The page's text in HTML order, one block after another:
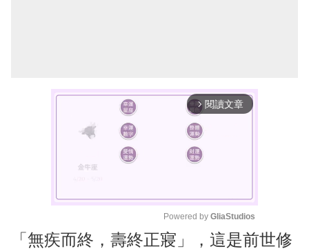
arrow_forward_ios 閱讀文章
M
Powered by GliaStudios
「無疾而終，壽終正寢」，這是前世修